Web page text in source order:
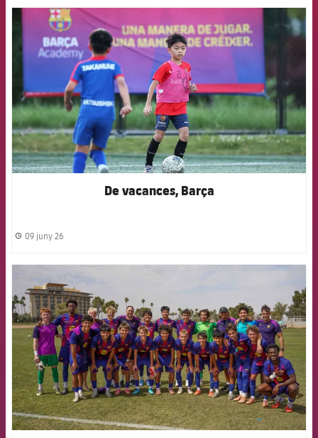
De vacances, Barça
label.share.clock
09 juny 26